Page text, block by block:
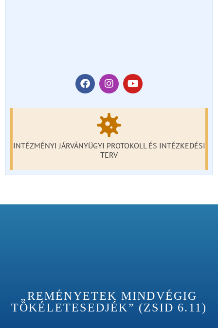
INTÉZMÉNYI JÁRVÁNYÜGYI PROTOKOLL ÉS INTÉZKEDÉSI
TERV
„REMÉNYETEK MINDVÉGIG
TÖKÉLETESEDJÉK” (ZSID 6.11)